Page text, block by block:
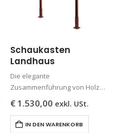
Schaukasten
Landhaus
Die elegante
Zusammenführung von Holz
und Aluminium, um Ihre
Aushänge in der Natur bestens
zu schützen.
€ 1.530,00 exkl. USt.
IN DEN WARENKORB